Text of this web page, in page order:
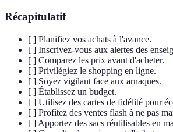
Récapitulatif
[ ] Planifiez vos achats à l'avance.
[ ] Inscrivez-vous aux alertes des
[ ] Comparez les prix avant d'acheter.
[ ] Privilégiez le shopping en ligne.
[ ] Soyez vigilant face aux arnaques.
[ ] Établissez un budget.
[ ] Utilisez des cartes de fidélité pour
[ ] Profitez des ventes flash à ne pas
[ ] Apportez des sacs réutilisables en